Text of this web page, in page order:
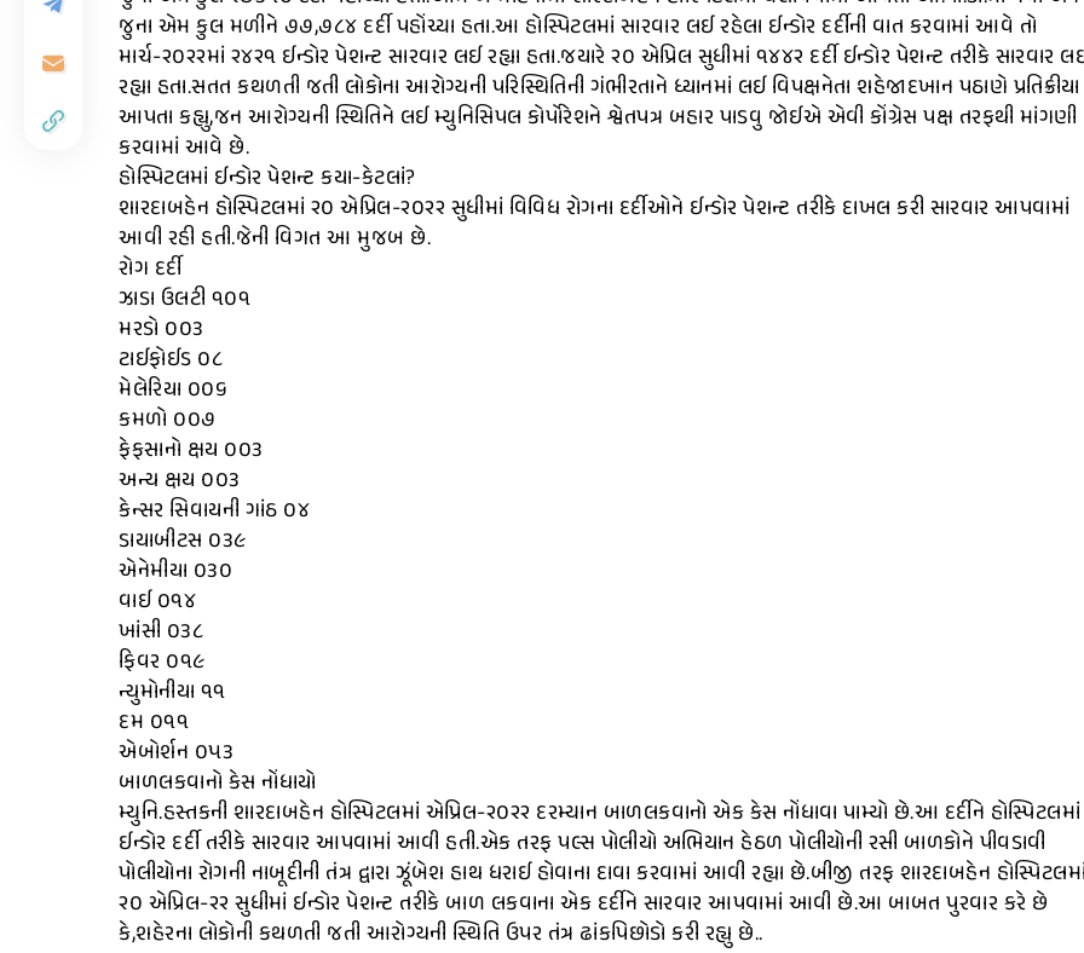
જુના એમ કુલ મળીને ૭૭,૭૮૪ દર્દી પહોંચ્યા હતા.આ હોસ્પિટલમાં સારવાર લઈ રહેલા ઈન્ડોર દર્દીની વાત કરવામાં આવે તો
માર્ચ-૨૦૨૨માં ૨૪૨૧ ઈન્ડોર પેશન્ટ સારવાર લઈ રહ્યા હતા.જયારે ૨૦ એપ્રિલ સુધીમાં ૧૪૪૨ દર્દી ઈન્ડોર પેશન્ટ તરીકે સારવાર
રહ્યા હતા.સતત કથળતી જતી લોકોના આરોગ્યની પરિસ્થિતિની ગંભીરતાને ધ્યાનમાં લઈ વિપક્ષનેતા શહેજાદખાન પઠાણે પ્રતિક્રીયા
આપતા કહ્યુ,જન આરોગ્યની સ્થિતિને લઈ મ્યુનિસિપલ કોર્પોરેશને શ્વેતપત્ર બહાર પાડવુ જોઈએ એવી કોંગ્રેસ પક્ષ તરફથી માંગણી
કરવામાં આવે છે.
હોસ્પિટલમાં ઈન્ડોર પેશન્ટ કયા-કેટલાં?
શારદાબહેન હોસ્પિટલમાં ૨૦ એપ્રિલ-૨૦૨૨ સુધીમાં વિવિધ રોગના દર્દીઓને ઈન્ડોર પેશન્ટ તરીકે દાખલ કરી સારવાર આપવામાં
આવી રહી હતી.જેની વિગત આ મુજબ છે.
રોગ દર્દી
ઝાડા ઉલટી ૧૦૧
મરડો ૦૦૩
ટાઈફોઈડ ૦૮
મેલેરિયા ૦૦૬
કમળો ૦૦૭
ફેફસાનો ક્ષય ૦૦૩
અન્ય ક્ષય ૦૦૩
કેન્સર સિવાયની ગાંઠ ૦૪
ડાયાબીટસ ૦૩૯
એનેમીયા ૦૩૦
વાઈ ૦૧૪
ખાંસી ૦૩૮
ફિવર ૦૧૯
ન્યુમોનીયા ૧૧
દમ ૦૧૧
એબોર્શન ૦૫૩
બાળલકવાનો કેસ નોંધાયો
મ્યુનિ.હસ્તકની શારદાબહેન હોસ્પિટલમાં એપ્રિલ-૨૦૨૨ દરમ્યાન બાળલકવાનો એક કેસ નોંધાવા પામ્યો છે.આ દર્દીને હોસ્પિટલમાં
ઈન્ડોર દર્દી તરીકે સારવાર આપવામાં આવી હતી.એક તરફ પલ્સ પોલીયો અભિયાન હેઠળ પોલીયોની રસી બાળકોને પીવડાવી
પોલીયોના રોગની નાબૂદીની તંત્ર દ્વારા ઝૂંબેશ હાથ ધરાઈ હોવાના દાવા કરવામાં આવી રહ્યા છે.બીજી તરફ શારદાબહેન
૨૦ એપ્રિલ-૨૨ સુધીમાં ઈન્ડોર પેશન્ટ તરીકે બાળ લકવાના એક દર્દીને સારવાર આપવામાં આવી છે.આ બાબત પુરવાર કરે છે
કે,શહેરના લોકોની કથળતી જતી આરોગ્યની સ્થિતિ ઉપર તંત્ર ઢાંકપિછોડો કરી રહ્યુ છે..